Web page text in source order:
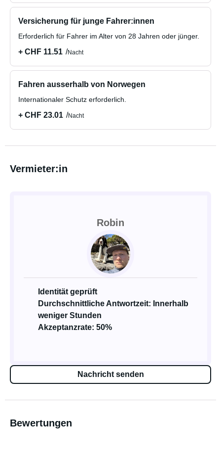
Versicherung für junge Fahrer:innen
Erforderlich für Fahrer im Alter von 28 Jahren oder jünger.
+ CHF 11.51 Nacht
Fahren ausserhalb von Norwegen
Internationaler Schutz erforderlich.
+ CHF 23.01 Nacht
Vermieter:in
Robin
Identität geprüft
Durchschnittliche Antwortzeit: Innerhalb
weniger Stunden
Akzeptanzrate: 50%
Nachricht senden
Bewertungen